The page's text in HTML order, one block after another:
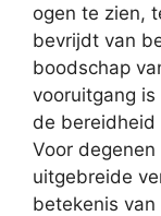
ogen te zien,
bevrijdt van
boodschap
vooruitgang
de bereidheid
Voor
uitgebreide
betekenis van